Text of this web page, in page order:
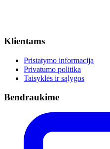
Klientams
Pristatymo informacija
Privatumo politika
Taisyklės ir sąlygos
Bendraukime